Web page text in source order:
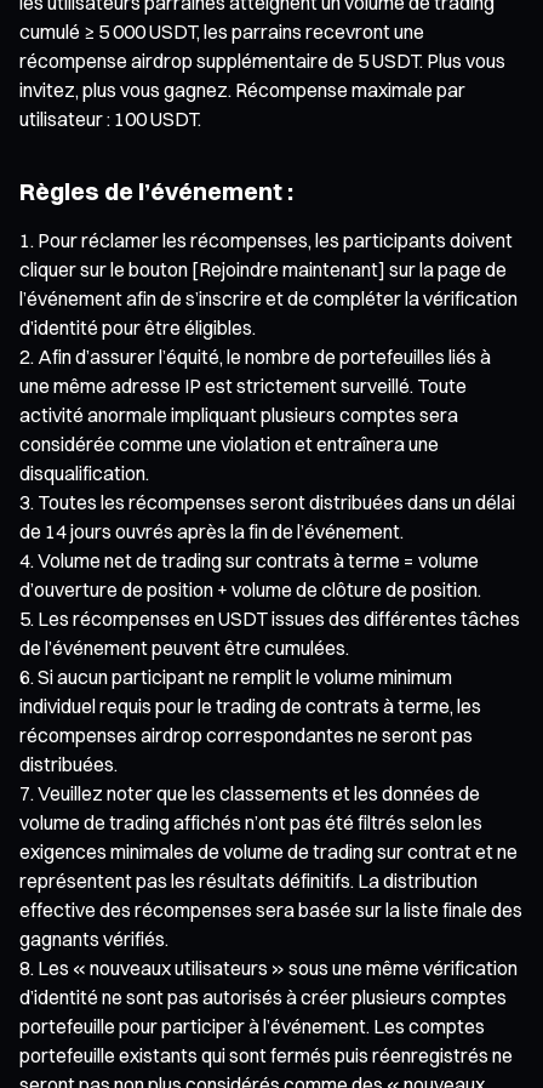
cumulé ≥ 5 000 USDT, les parrains recevront une
récompense airdrop supplémentaire de 5 USDT. Plus vous
invitez, plus vous gagnez. Récompense maximale par
utilisateur : 100 USDT.
Règles de l’événement :
Pour réclamer les récompenses, les participants doivent
cliquer sur le bouton [Rejoindre maintenant] sur la page de
l’événement afin de s’inscrire et de compléter la vérification
d’identité pour être éligibles.
Afin d’assurer l’équité, le nombre de portefeuilles liés à
une même adresse IP est strictement surveillé. Toute
activité anormale impliquant plusieurs comptes sera
considérée comme une violation et entraînera une
disqualification.
Toutes les récompenses seront distribuées dans un délai
de 14 jours ouvrés après la fin de l’événement.
Volume net de trading sur contrats à terme = volume
d’ouverture de position + volume de clôture de position.
Les récompenses en USDT issues des différentes tâches
de l’événement peuvent être cumulées.
Si aucun participant ne remplit le volume minimum
individuel requis pour le trading de contrats à terme, les
récompenses airdrop correspondantes ne seront pas
distribuées.
Veuillez noter que les classements et les données de
volume de trading affichés n’ont pas été filtrés selon les
exigences minimales de volume de trading sur contrat et ne
représentent pas les résultats définitifs. La distribution
effective des récompenses sera basée sur la liste finale des
gagnants vérifiés.
Les « nouveaux utilisateurs » sous une même vérification
d’identité ne sont pas autorisés à créer plusieurs comptes
portefeuille pour participer à l’événement. Les comptes
portefeuille existants qui sont fermés puis réenregistrés ne